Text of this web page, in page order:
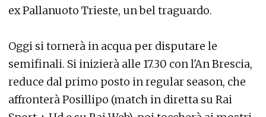
ex Pallanuoto Trieste, un bel traguardo.
Oggi si tornerà in acqua per disputare le
semifinali. Si inizierà alle 17.30 con l'An Brescia,
reduce dal primo posto in regular season, che
affronterà Posillipo (match in diretta su Rai